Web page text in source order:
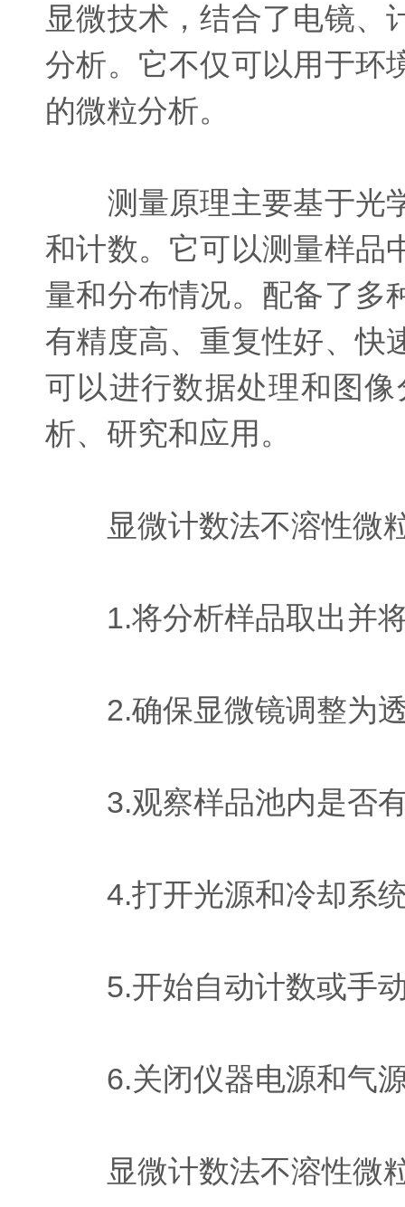
显微技术，结合了电镜、
分析。它不仅可以用于环
的微粒分析。
测量原理主要基于光学
和计数。它可以测量样品
量和分布情况。配备了多
有精度高、重复性好、快
可以进行数据处理和图
析、研究和应用。
显微计数法不溶性微
1.将分析样品取出并将
2.确保显微镜调整为透
3.观察样品池内是否有
4.打开光源和冷却系
5.开始自动计数或手动
6.关闭仪器电源和气源
显微计数法不溶性微